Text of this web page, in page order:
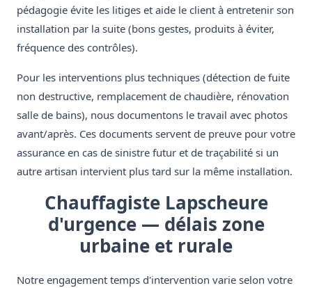
pédagogie évite les litiges et aide le client à entretenir son
installation par la suite (bons gestes, produits à éviter,
fréquence des contrôles).
Pour les interventions plus techniques (détection de fuite
non destructive, remplacement de chaudière, rénovation
salle de bains), nous documentons le travail avec photos
avant/après. Ces documents servent de preuve pour votre
assurance en cas de sinistre futur et de traçabilité si un
autre artisan intervient plus tard sur la même installation.
Chauffagiste Lapscheure
d'urgence — délais zone
urbaine et rurale
Notre engagement temps d'intervention varie selon votre